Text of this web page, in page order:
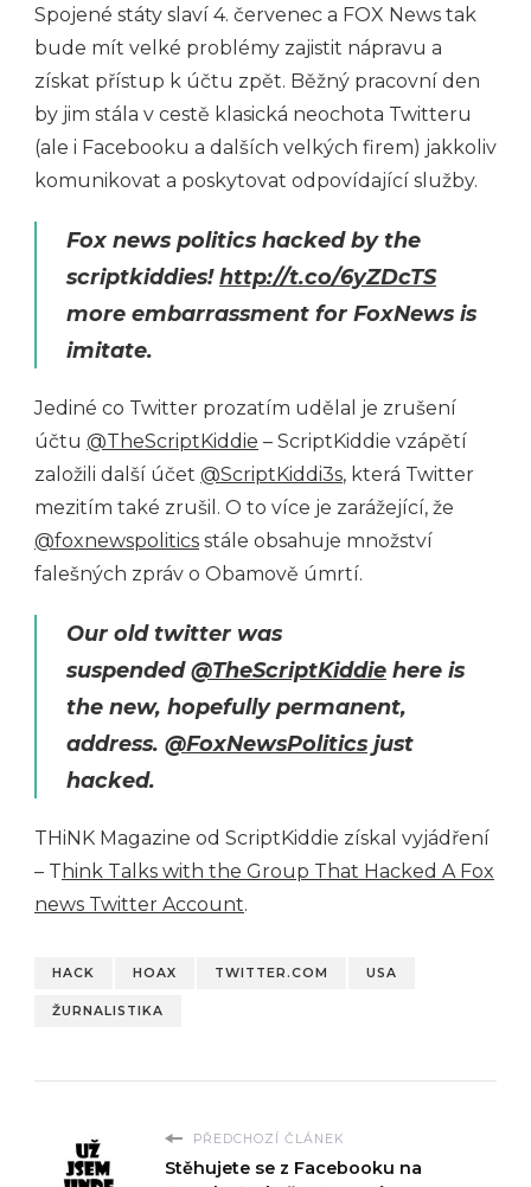
Spojené státy slaví 4. červenec a FOX News tak
bude mít velké problémy zajistit nápravu a
získat přístup k účtu zpět. Běžný pracovní den
by jim stála v cestě klasická neochota Twitteru
(ale i Facebooku a dalších velkých firem) jakkoliv
komunikovat a poskytovat odpovídající služby.
Fox news politics hacked by the
scriptkiddies!http://t.co/6yZDcTS
more embarrassment for FoxNews is
imitate.
Jediné co Twitter prozatím udělal je zrušení
účtu @TheScriptKiddie – ScriptKiddie vzápětí
založili další účet @ScriptKiddi3s, která Twitter
mezitím také zrušil. O to více je zarážející, že
@foxnewspolitics stále obsahuje množství
falešných zpráv o Obamově úmrtí.
Our old twitter was
suspended@TheScriptKiddie here is
the new, hopefully permanent,
address. @FoxNewsPolitics just
hacked.
THiNK Magazine od ScriptKiddie získal vyjádření
– T hink Talks with the Group That Hacked A Fox
news Twitter Account.
HACK HOAX TWITTER.COM USA
ŽURNALISTIKA
PŘEDCHOZÍ ČLÁNEK
Stěhujete se z Facebooku na